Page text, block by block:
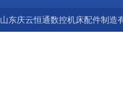
山东庆云恒通数控机床配件制